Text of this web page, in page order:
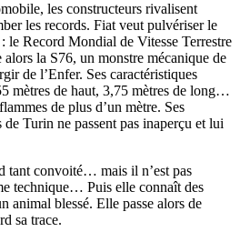
les constructeurs rivalisent
les records. Fiat veut pulvériser le
le Record Mondial de Vitesse Terrestre
la S76, un monstre mécanique de
de l’Enfer. Ses caractéristiques
mètres de haut, 3,75 mètres de long…
de plus d’un mètre. Ses
de Turin ne passent pas inaperçu et lui
tant convoité… mais il n’est pas
technique… Puis elle connaît des
animal blessé. Elle passe alors de
sa trace.